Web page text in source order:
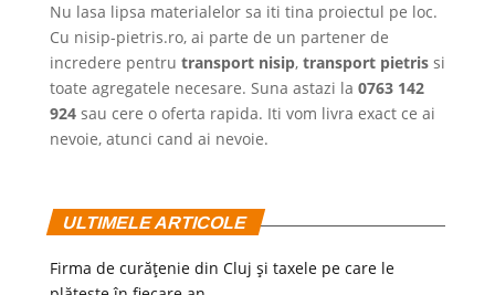
Nu lasa lipsa materialelor sa iti tina proiectul pe loc.
Cu nisip-pietris.ro, ai parte de un partener de
incredere pentru transport nisip, transport pietrissi
toate agregatele necesare. Suna astazi la 0763 142
924sau cere o oferta rapida. Iti vom livra exact ce ai
nevoie, atunci cand ai nevoie.
ULTIMELE ARTICOLE
Firma de curățenie din Cluj și taxele pe care le